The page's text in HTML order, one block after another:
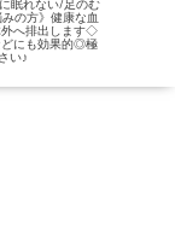
眠れない/足のむ
の方》健康な血
外へ排出します◇
どにも効果的◎極
い♪